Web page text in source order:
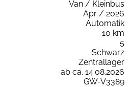
Van / Kleinbus
Apr / 2026
Automatik
10 km
5
Schwarz
Zentrallager
ab ca. 14.08.2026
GW-V3389